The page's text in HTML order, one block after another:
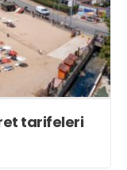
tarifeleri